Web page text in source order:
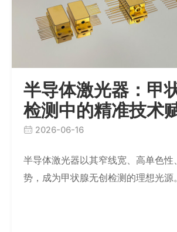
半导体激光器：甲
检测中的精准技术
2026-06-16
半导体激光器以其窄线宽、高单色性
势，成为甲状腺无创检测的理想光源